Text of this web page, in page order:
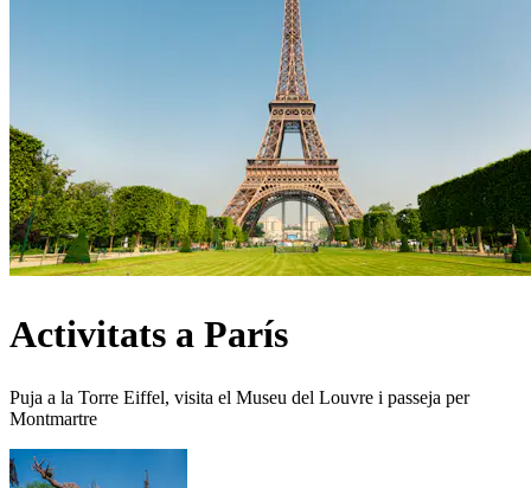
Activitats a París
Puja a la Torre Eiffel, visita el Museu del Louvre i passeja per
Montmartre